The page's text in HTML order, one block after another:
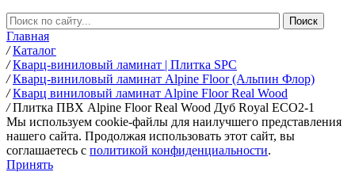
Главная
/ Каталог
/ Кварц-виниловый ламинат | Плитка SPC
/ Кварц-виниловый ламинат Alpine Floor (Альпин Флор)
/ Кварц виниловый ламинат Alpine Floor Real Wood
/ Плитка ПВХ Alpine Floor Real Wood Дуб Royal ECO2-1
Мы используем cookie-файлы для наилучшего представления
нашего сайта. Продолжая использовать этот сайт, вы
соглашаетесь c политикой конфиденциальности.
Принять